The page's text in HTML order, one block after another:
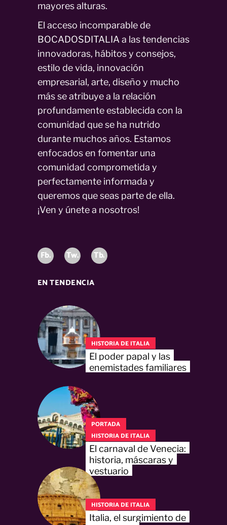
mayores alturas.
El acceso incomparable de
BOCADOSDITALIA a las tendencias
innovadoras, hábitos y consejos,
estilo de vida, innovación
empresarial, arte, diseño y mucho
más se atribuye a la relación
profundamente establecida con la
comunidad que se ha nutrido
durante muchos años. Estamos
enfocados en fomentar una
comunidad comprometida y
perfectamente informada y
queremos que seas parte de ella.
¡Ven y únete a nosotros!
Fb. Tw. Tb.
EN TENDENCIA
HISTORIA DE ITALIA
El poder papal y las
enemistades familiares
PORTADA
HISTORIA DE ITALIA
El carnaval de Venecia:
historia, máscaras y
vestuario
HISTORIA DE ITALIA
Italia, el surgimiento de